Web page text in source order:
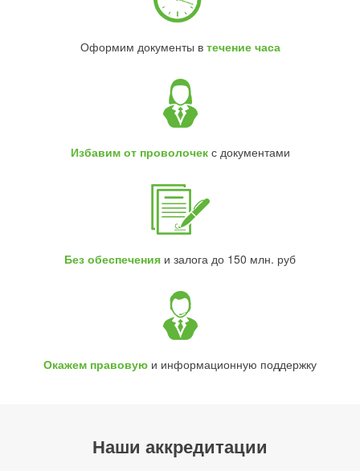
Оформим документы в течение часа
Избавим от проволочекс документами
Без обеспечения и залога до 150 млн. руб
Окажем правовую и информационную поддержку
Наши аккредитации